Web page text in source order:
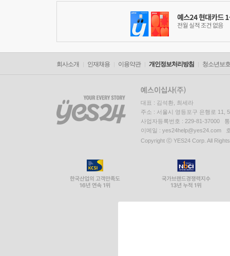
회사소개 인재채용 이용약관 개인정보처리방침 청소년보
대표 : 김석환, 최세라
주소 : 서울시 영등포구 은행로 11,
사업자등록번호 : 229-81-37000
이메일 : yes24help@yes24.com
Copyright ⓒ YES24 Corp. All